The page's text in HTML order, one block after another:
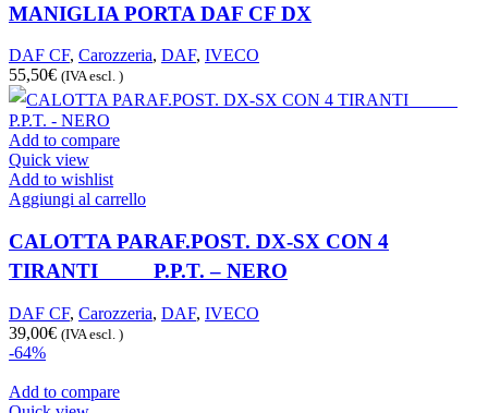
MANIGLIA PORTA DAF CF DX
DAF CF, Carozzeria, DAF, IVECO
55,50€ (IVA escl. )
Add to compare
Quick view
Add to wishlist
Aggiungi al carrello
CALOTTA PARAF.POST. DX-SX CON 4
TIRANTIﾠﾠﾠP.P.T. – NERO
DAF CF, Carozzeria, DAF, IVECO
39,00€ (IVA escl. )
-64%
Add to compare